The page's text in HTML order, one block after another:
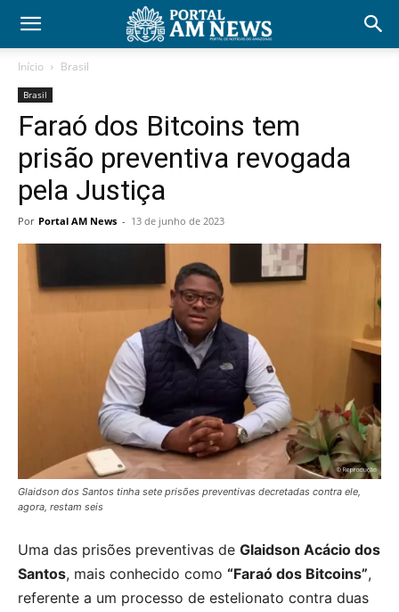
Início Brasil
Brasil
Faraó dos Bitcoins tem
prisão preventiva revogada
pela Justiça
Por Portal AM News - 13 de junho de 2023
Glaidson dos Santos tinha sete prisões preventivas decretadas contra ele,
agora, restam seis
Uma das prisões preventivas de Glaidson Acácio dos
Santos, mais conhecido como “Faraó dos Bitcoins”,
referente a um processo de estelionato contra duas